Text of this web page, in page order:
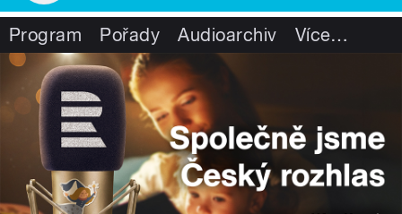
Program Pořady Audioarchiv Více…